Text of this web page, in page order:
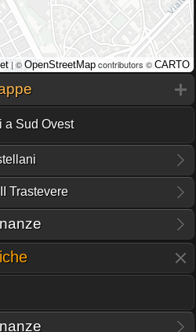
| ©OpenStreetMap contributors © CARTO
a Sud Ovest
Trastevere